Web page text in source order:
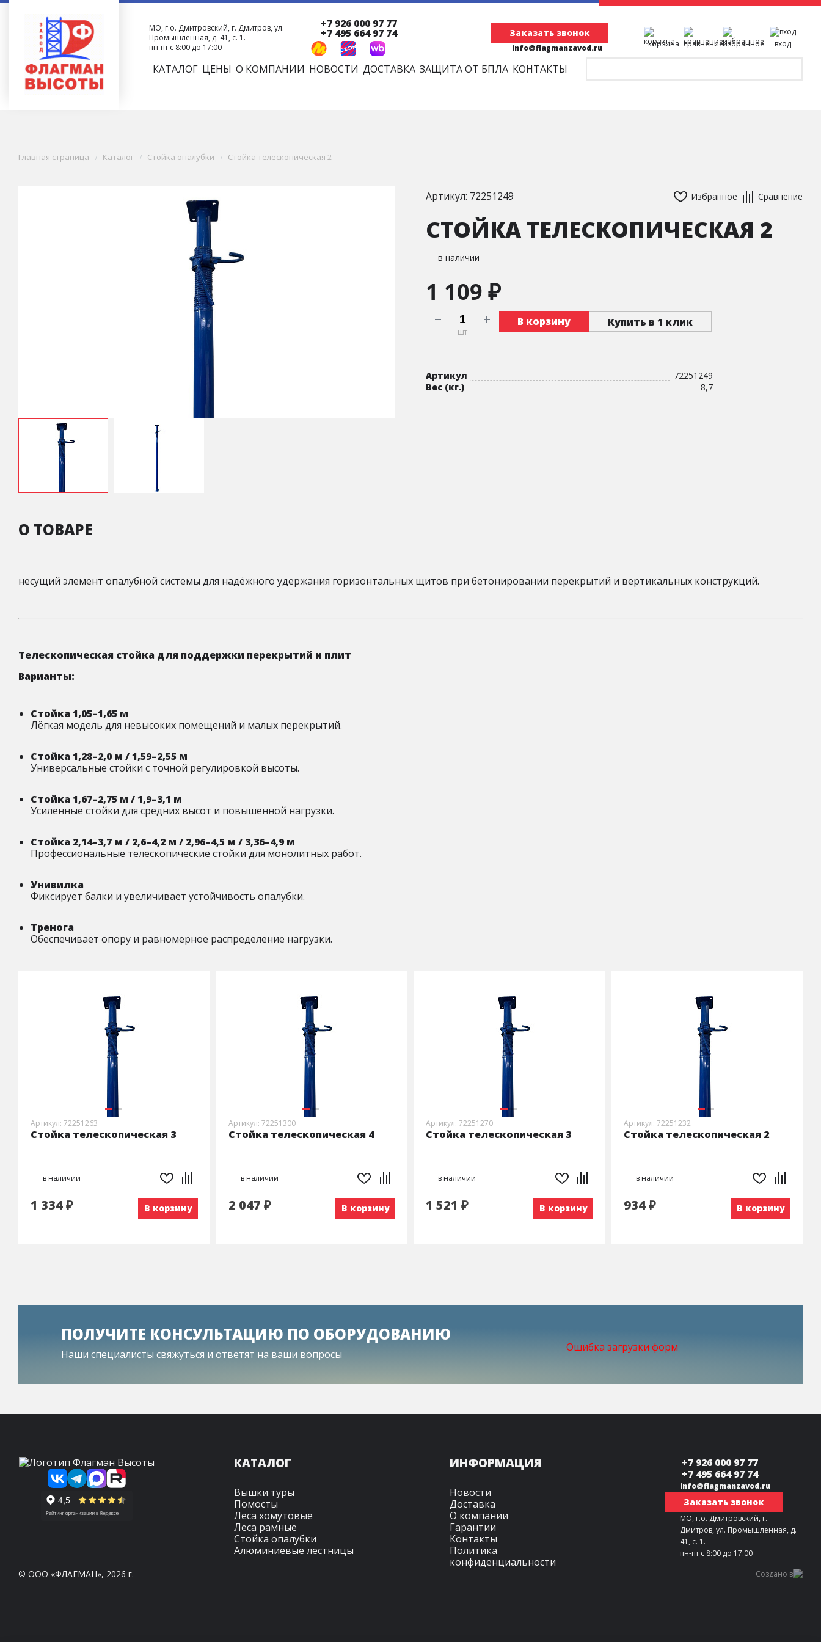
МО, г.о. Дмитровский, г. Дмитров, ул.
Промышленная, д. 41, с. 1.
пн-пт с 8:00 до 17:00
+7 926 000 97 77
+7 495 664 97 74 Заказать звонок
info@flagmanzavod.ru корзина сравнениеизбранное вход
КАТАЛОГ ЦЕНЫ О КОМПАНИИ НОВОСТИ ДОСТАВКА ЗАЩИТА ОТ БПЛА КОНТАКТЫ
Главная страница Каталог Стойка опалубки Стойка телескопическая 2
Артикул: 72251249 Избранное Сравнение
СТОЙКА ТЕЛЕСКОПИЧЕСКАЯ 2
в наличии
1 109 ₽
шт
В корзину Купить в 1 клик
Артикул
72251249
Вес (кг.)
8,7
О ТОВАРЕ
несущий элемент опалубной системы для надёжного удержания горизонтальных щитов при бетонировании перекрытий и вертикальных конструкций.
Телескопическая стойка для поддержки перекрытий и плит
Варианты:
Стойка 1,05–1,65 м
Лёгкая модель для невысоких помещений и малых перекрытий.
Стойка 1,28–2,0 м / 1,59–2,55 м
Универсальные стойки с точной регулировкой высоты.
Стойка 1,67–2,75 м / 1,9–3,1 м
Усиленные стойки для средних высот и повышенной нагрузки.
Стойка 2,14–3,7 м / 2,6–4,2 м / 2,96–4,5 м / 3,36–4,9 м
Профессиональные телескопические стойки для монолитных работ.
Унивилка
Фиксирует балки и увеличивает устойчивость опалубки.
Тренога
Обеспечивает опору и равномерное распределение нагрузки.
Артикул: 72251263
Стойка телескопическая 3
в наличии
1 334 ₽ В корзину
Артикул: 72251300
Стойка телескопическая 4
в наличии
2 047 ₽ В корзину
Артикул: 72251270
Стойка телескопическая 3
в наличии
1 521 ₽ В корзину
Артикул: 72251232
Стойка телескопическая 2
в наличии
934 ₽ В корзину
ПОЛУЧИТЕ КОНСУЛЬТАЦИЮ ПО ОБОРУДОВАНИЮ
Наши специалисты свяжуться и ответят на ваши вопросы
Ошибка загрузки форм
КАТАЛОГ
Вышки туры
Помосты
Леса хомутовые
Леса рамные
Стойка опалубки
Алюминиевые лестницы
ИНФОРМАЦИЯ
Новости
Доставка
О компании
Гарантии
Контакты
Политика
конфиденциальности
+7 926 000 97 77
+7 495 664 97 74
info@flagmanzavod.ru
Заказать звонок
МО, г.о. Дмитровский, г.
Дмитров, ул. Промышленная, д.
41, с. 1.
пн-пт с 8:00 до 17:00
© ООО «ФЛАГМАН», 2026 г. Создано в